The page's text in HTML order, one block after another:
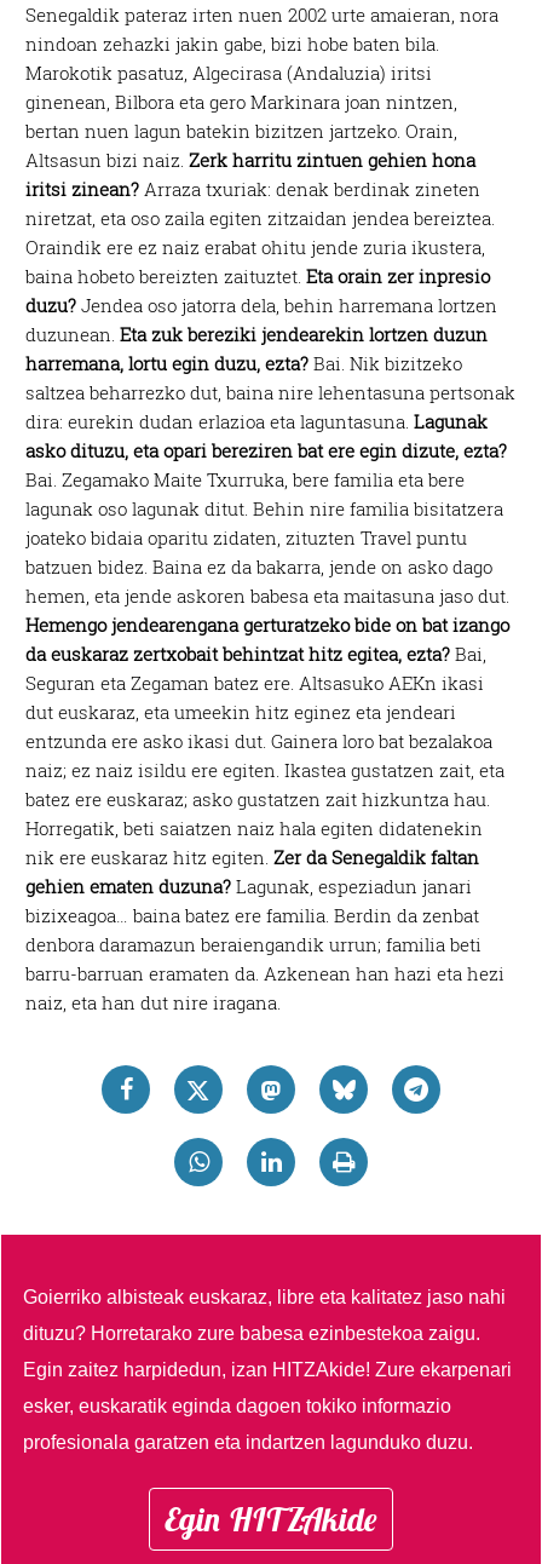
Senegaldik pateraz irten nuen 2002 urte amaieran, nora
nindoan zehazki jakin gabe, bizi hobe baten bila.
Marokotik pasatuz, Algecirasa (Andaluzia) iritsi
ginenean, Bilbora eta gero Markinara joan nintzen,
bertan nuen lagun batekin bizitzen jartzeko. Orain,
Altsasun bizi naiz.Zerk harritu zintuen gehien hona
iritsi zinean? Arraza txuriak: denak berdinak zineten
niretzat, eta oso zaila egiten zitzaidan jendea bereiztea.
Oraindik ere ez naiz erabat ohitu jende zuria ikustera,
baina hobeto bereizten zaituztet.Eta orain zer inpresio
duzu? Jendea oso jatorra dela, behin harremana lortzen
duzunean.Eta zuk bereziki jendearekin lortzen duzun
harremana, lortu egin duzu, ezta? Bai. Nik bizitzeko
saltzea beharrezko dut, baina nire lehentasuna pertsonak
dira: eurekin dudan erlazioa eta laguntasuna.Lagunak
asko dituzu, eta opari bereziren bat ere egin dizute, ezta?
Bai. Zegamako Maite Txurruka, bere familia eta bere
lagunak oso lagunak ditut. Behin nire familia bisitatzera
joateko bidaia oparitu zidaten, zituzten Travel puntu
batzuen bidez. Baina ez da bakarra, jende on asko dago
hemen, eta jende askoren babesa eta maitasuna jaso dut.
Hemengo jendearengana gerturatzeko bide on bat izango
da euskaraz zertxobait behintzat hitz egitea, ezta? Bai,
Seguran eta Zegaman batez ere. Altsasuko AEKn ikasi
dut euskaraz, eta umeekin hitz eginez eta jendeari
entzunda ere asko ikasi dut. Gainera loro bat bezalakoa
naiz; ez naiz isildu ere egiten. Ikastea gustatzen zait, eta
batez ere euskaraz; asko gustatzen zait hizkuntza hau.
Horregatik, beti saiatzen naiz hala egiten didatenekin
nik ere euskaraz hitz egiten.Zer da Senegaldik faltan
gehien ematen duzuna? Lagunak, espeziadun janari
bizixeagoa… baina batez ere familia. Berdin da zenbat
denbora daramazun beraiengandik urrun; familia beti
barru-barruan eramaten da. Azkenean han hazi eta hezi
naiz, eta han dut nire iragana.
Goierriko albisteak euskaraz, libre eta kalitatez jaso nahi
dituzu? Horretarako zure babesa ezinbestekoa zaigu.
Egin zaitez harpidedun, izan HITZAkide!Zure ekarpenari
esker, euskaratik eginda dagoen tokiko informazio
profesionala garatzen eta indartzen lagunduko duzu.
Egin HITZAkide